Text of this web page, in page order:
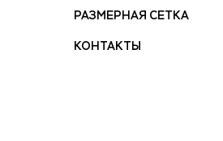
РАЗМЕРНАЯ СЕТКА
КОНТАКТЫ